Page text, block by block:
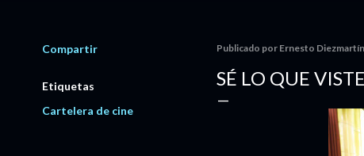
Compartir
Etiquetas
Cartelera de cine
Publicado por Ernesto
SÉ LO QUE